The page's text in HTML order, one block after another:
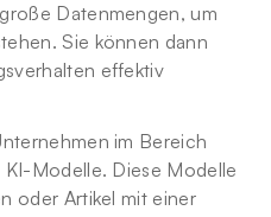
Datenmengen, um
Sie können dann
effektiv
im Bereich
Modelle. Diese Modelle
oder Artikel mit einer